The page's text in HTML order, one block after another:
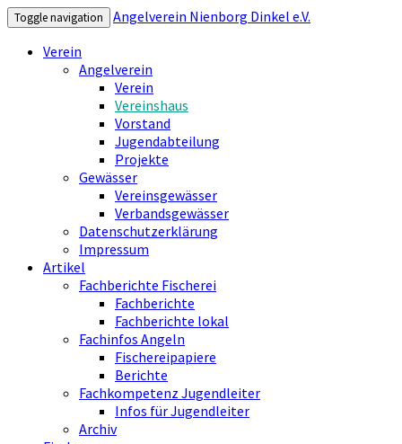
Toggle navigation
Angelverein Nienborg Dinkel e.V.
Verein
Angelverein
Verein
Vereinshaus
Vorstand
Jugendabteilung
Projekte
Gewässer
Vereinsgewässer
Verbandsgewässer
Datenschutzerklärung
Impressum
Artikel
Fachberichte Fischerei
Fachberichte
Fachberichte lokal
Fachinfos Angeln
Fischereipapiere
Berichte
Fachkompetenz Jugendleiter
Infos für Jugendleiter
Archiv